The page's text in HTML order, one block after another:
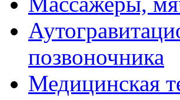
позвоночника
Медицинская